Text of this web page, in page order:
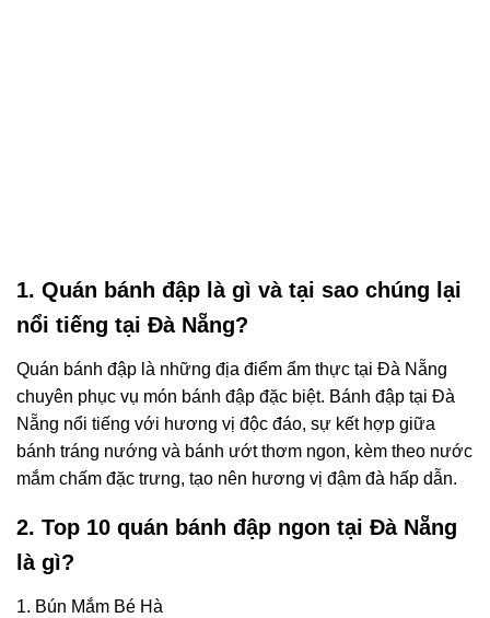
1. Quán bánh đập là gì và tại sao chúng lại
nổi tiếng tại Đà Nẵng?
Quán bánh đập là những địa điểm ẩm thực tại Đà Nẵng
chuyên phục vụ món bánh đập đặc biệt. Bánh đập tại Đà
Nẵng nổi tiếng với hương vị độc đáo, sự kết hợp giữa
bánh tráng nướng và bánh ướt thơm ngon, kèm theo nước
mắm chấm đặc trưng, tạo nên hương vị đậm đà hấp dẫn.
2. Top 10 quán bánh đập ngon tại Đà Nẵng
là gì?
1. Bún Mắm Bé Hà